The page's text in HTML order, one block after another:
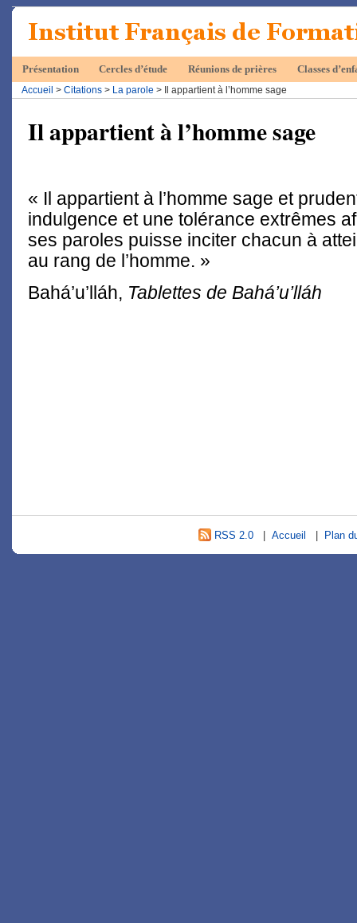
Présentation Cercles d’étude Réunions de prières
Classes
Accueil > Citations > La parole > Il appartient à l’homme sage
Il appartient à l’homme sage
« Il appartient à l’homme sage et
indulgence et une tolérance extrêmes
ses paroles puisse inciter chacun à
au rang de l’homme. »
Bahá’u’lláh, Tablettes de Bahá’u’lláh
RSS 2.0| Accueil Plan